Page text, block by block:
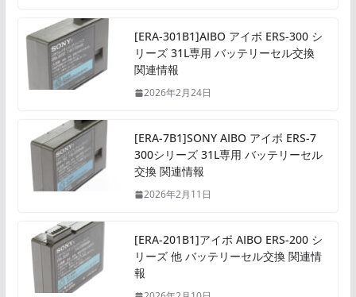
[ERA-301B1]AIBO アイボ ERS-300 シ
リーズ 31L専用 バッテリーセル交換
関連情報
2026年2月24日
[ERA-7B1]SONY AIBO アイボ ERS-7
300シリーズ 31L専用 バッテリーセル
交換 関連情報
2026年2月11日
[ERA-201B1]アイボ AIBO ERS-200 シ
リーズ 他 バッテリーセル交換 関連情
報